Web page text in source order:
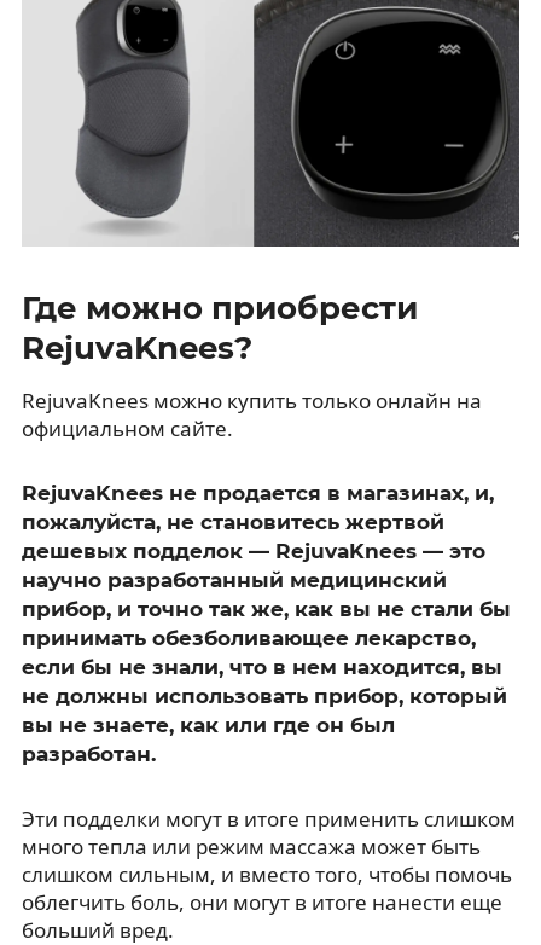
Где можно приобрести
RejuvaKnees?
RejuvaKnees можно купить только онлайн на
официальном сайте.
RejuvaKnees не продается в магазинах, и,
пожалуйста, не становитесь жертвой
дешевых подделок — RejuvaKnees — это
научно разработанный медицинский
прибор, и точно так же, как вы не стали бы
принимать обезболивающее лекарство,
если бы не знали, что в нем находится, вы
не должны использовать прибор, который
вы не знаете, как или где он был
разработан.
Эти подделки могут в итоге применить слишком
много тепла или режим массажа может быть
слишком сильным, и вместо того, чтобы помочь
облегчить боль, они могут в итоге нанести еще
больший вред.